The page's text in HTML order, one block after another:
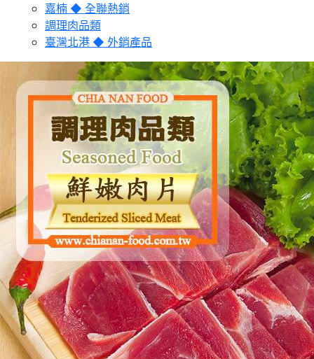
嘉楠 ◆ 全聯熱銷
調理肉品類
臺灣北港 ◆ 外銷產品